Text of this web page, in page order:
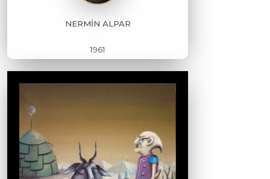
NERMİN ALPAR
1961